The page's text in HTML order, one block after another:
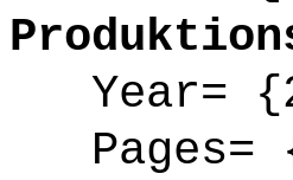
Year=
Pages=